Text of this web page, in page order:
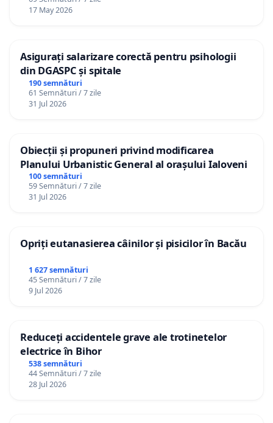
17 May 2026
Asigurați salarizare corectă pentru psihologii
din DGASPC și spitale
190 semnături
61 Semnături / 7 zile
31 Jul 2026
Obiecții și propuneri privind modificarea
Planului Urbanistic General al orașului Ialoveni
100 semnături
59 Semnături / 7 zile
31 Jul 2026
Opriți eutanasierea câinilor și pisicilor în Bacău
1 627 semnături
45 Semnături / 7 zile
9 Jul 2026
Reduceți accidentele grave ale trotinetelor
electrice în Bihor
538 semnături
44 Semnături / 7 zile
28 Jul 2026